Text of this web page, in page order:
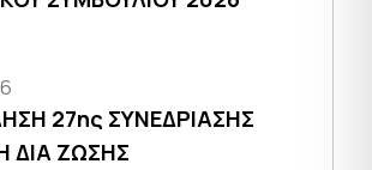
27ης ΣΥΝΕΔΡΙΑΣΗΣ
ΔΙΑ ΖΩΣΗΣ